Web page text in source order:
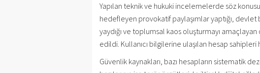
Yapılan teknik ve hukuki incelemelerde söz
hedefleyen provokatif paylaşımlar yaptığı,
yaydığı ve toplumsal kaos oluşturmayı
edildi. Kullanıcı bilgilerine ulaşılan hesap sahipleri
Güvenlik kaynakları, bazı hesapların sistematik